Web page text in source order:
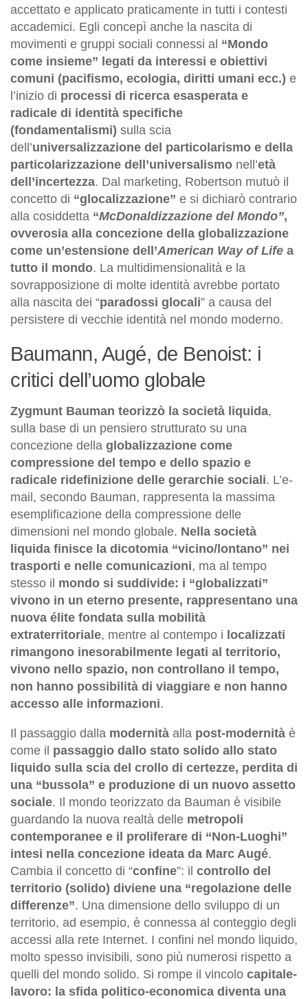
accettato e applicato praticamente in tutti i contesti
accademici. Egli concepì anche la nascita di
movimenti e gruppi sociali connessi al “Mondo
come insieme” legati da interessi e obiettivi
comuni (pacifismo, ecologia, diritti umani ecc.) e
l’inizio di processi di ricerca esasperata e
radicale di identità specifiche
(fondamentalismi) sulla scia
dell’universalizzazione del particolarismo e della
particolarizzazione dell’universalismo nell’età
dell’incertezza. Dal marketing, Robertson mutuò il
concetto di “glocalizzazione” e si dichiarò contrario
alla cosiddetta “McDonaldizzazione del Mondo”,
ovverosia alla concezione della globalizzazione
come un’estensione dell’American Way of Life a
tutto il mondo. La multidimensionalità e la
sovrapposizione di molte identità avrebbe portato
alla nascita dei “paradossi glocali” a causa del
persistere di vecchie identità nel mondo moderno.
Baumann, Augé, de Benoist: i
critici dell’uomo globale
Zygmunt Bauman teorizzò la società liquida,
sulla base di un pensiero strutturato su una
concezione della globalizzazione come
compressione del tempo e dello spazio e
radicale ridefinizione delle gerarchie sociali. L’e-
mail, secondo Bauman, rappresenta la massima
esemplificazione della compressione delle
dimensioni nel mondo globale. Nella società
liquida finisce la dicotomia “vicino/lontano” nei
trasporti e nelle comunicazioni, ma al tempo
stesso il mondo si suddivide: i “globalizzati”
vivono in un eterno presente, rappresentano una
nuova élite fondata sulla mobilità
extraterritoriale, mentre al contempo i localizzati
rimangono inesorabilmente legati al territorio,
vivono nello spazio, non controllano il tempo,
non hanno possibilità di viaggiare e non hanno
accesso alle informazioni.
Il passaggio dalla modernità alla post-modernità è
come il passaggio dallo stato solido allo stato
liquido sulla scia del crollo di certezze, perdita di
una “bussola” e produzione di un nuovo assetto
sociale. Il mondo teorizzato da Bauman è visibile
guardando la nuova realtà delle metropoli
contemporanee e il proliferare di “Non-Luoghi”
intesi nella concezione ideata da Marc Augé.
Cambia il concetto di “confine”: il controllo del
territorio (solido) diviene una “regolazione delle
differenze”. Una dimensione dello sviluppo di un
territorio, ad esempio, è connessa al conteggio degli
accessi alla rete Internet. I confini nel mondo liquido,
molto spesso invisibili, sono più numerosi rispetto a
quelli del mondo solido. Si rompe il vincolo capitale-
lavoro: la sfida politico-economica diventa una